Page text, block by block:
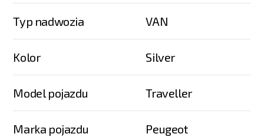
Typ nadwozia VAN
Kolor Silver
Model pojazdu Traveller
Marka pojazdu Peugeot